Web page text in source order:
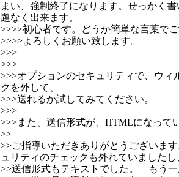
まい、強制終了になります。せっかく
題なく出来ます。
>>>>初心者です。どうか簡単な言葉で
>>>>よろしくお願い致します。
>>>
>>>
>>>オプションのセキュリティで、ウ
クを外して、
>>>送れるか試してみてください。
>>>
>>>また、送信形式が、HTMLになって
>>
>>ご指導いただきありがとうございま
ュリティのチェックも外れていましたし
>>送信形式もテキストでした。 もう一